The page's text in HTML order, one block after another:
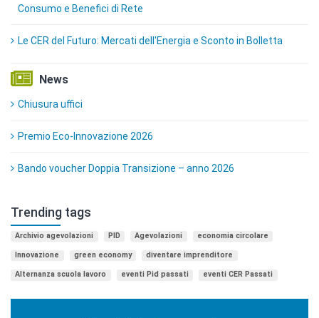
Consumo e Benefici di Rete
Le CER del Futuro: Mercati dell'Energia e Sconto in Bolletta
News
Chiusura uffici
Premio Eco-Innovazione 2026
Bando voucher Doppia Transizione – anno 2026
Trending tags
Archivio agevolazioni PID Agevolazioni economia circolare
Innovazione green economy diventare imprenditore
Alternanza scuola lavoro eventi Pid passati eventi CER Passati